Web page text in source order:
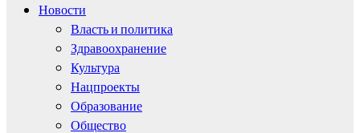
Новости
Власть и политика
Здравоохранение
Культура
Нацпроекты
Образование
Общество